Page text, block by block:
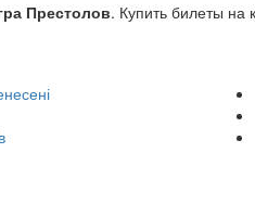
Престолов. Купить билеты на